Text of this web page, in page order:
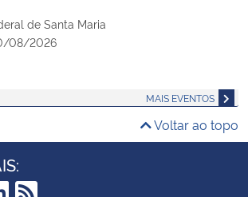
de Santa Maria
08/2026
MAIS EVENTOS
Voltar ao topo